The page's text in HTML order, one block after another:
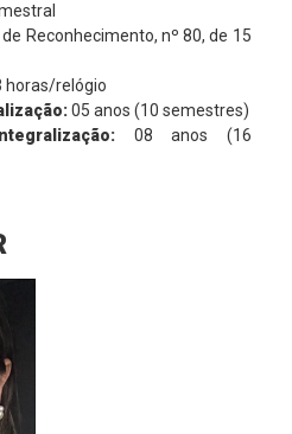
Reconhecimento, nº 80, de 15
horas/relógio
05 anos (10 semestres)
08 anos (16